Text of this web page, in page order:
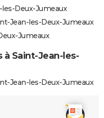
Deux-Jumeaux
Jean-les-Deux-Jumeaux
Jumeaux
Saint-Jean-les-
Jean-les-Deux-Jumeaux